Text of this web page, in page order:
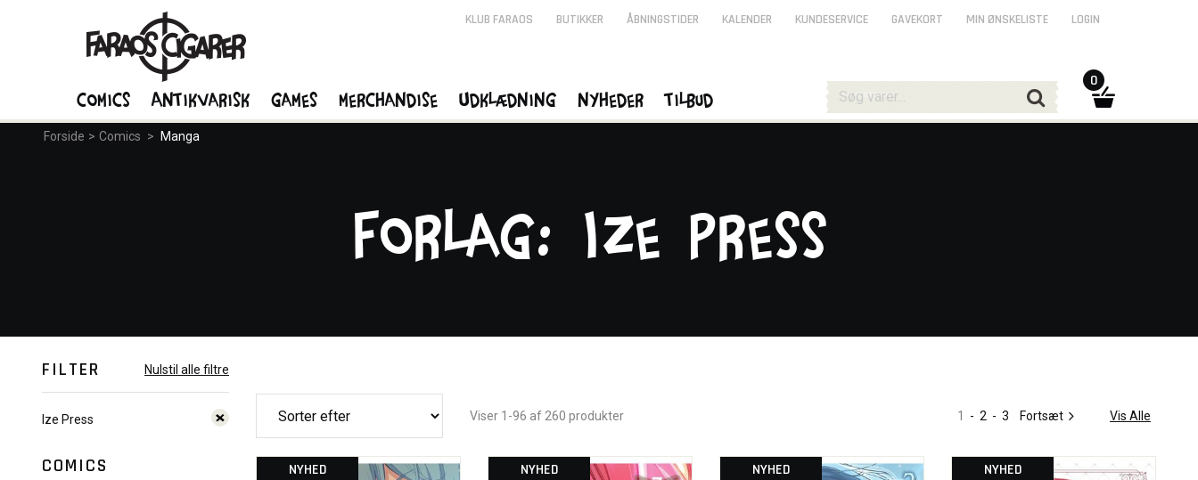
Forside > Comics > Manga
Forlag: Ize Press
FILTER Nulstil alle filtre
Ize Press
COMICS
Viser 1-96 af 260 produkter 1 - 2 - 3 Fortsæt Vis Alle
NYHED NYHED NYHED NYHED
KLUB FARAOS BUTIKKER ÅBNINGSTIDER KALENDER KUNDESERVICE GAVEKORT MIN ØNSKELISTE LOGIN
Comics Antikvarisk Games Merchandise Udklædning Nyheder Tilbud
0